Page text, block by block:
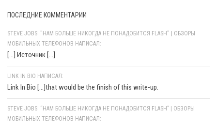
ПОСЛЕДНИЕ КОММЕНТАРИИ
STEVE JOBS: "НАМ БОЛЬШЕ НИКОГДА НЕ ПОНАДОБИТСЯ FLASH" | ОБЗОРЫ
МОБИЛЬНЫХ ТЕЛЕФОНОВ НАПИСАЛ:
[…] Источник […]
LINK IN BIO НАПИСАЛ:
Link In Bio [...]that would be the finish of this write-up.
STEVE JOBS: “НАМ БОЛЬШЕ НИКОГДА НЕ ПОНАДОБИТСЯ FLASH” | ОБЗОРЫ
МОБИЛЬНЫХ ТЕЛЕФОНОВ НАПИСАЛ: